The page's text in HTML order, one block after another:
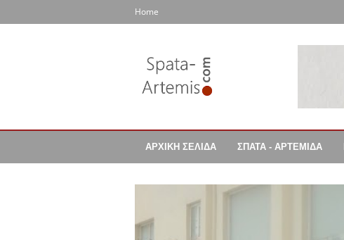
Home
ΑΡΧΙΚΗ ΣΕΛΙΔΑ ΣΠΑΤΑ - ΑΡΤΕΜΙΔΑ